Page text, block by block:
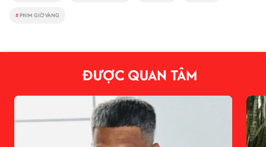
# PHIM GIỜ VÀNG
ĐƯỢC QUAN TÂM